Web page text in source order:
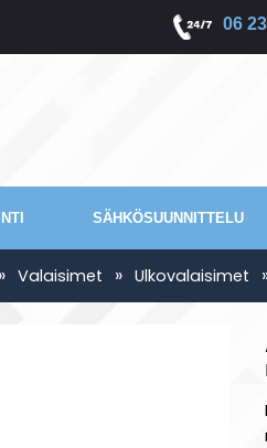
06
SÄHKÖSUUNNITTELU
» Valaisimet » Ulkovalaisimet